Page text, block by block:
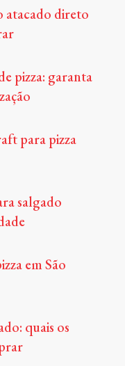
atacado direto
pizza: garanta
para pizza
salgado
em São
quais os